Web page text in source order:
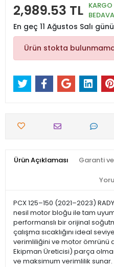
2,989.53 TL KARGO
BEDAVA
En geç 11 Ağustos Salı
Ürün stokta
Ürün Açıklaması Garanti
PCX 125–150 (2021–2023)
nesil motor bloğu ile tam
performanslı bir orijinal
çalışma sıcaklığını ideal
verimliliğini ve motor ömrünü
Ekipman Üreticisi) parça
ve maksimum verimlilik sunar.